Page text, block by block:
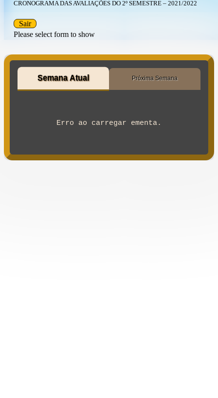
CRONOGRAMA DAS AVALIAÇÕES DO 2º SEMESTRE – 2021/2022
Please select form to show
Sair
Semana Atual Próxima Semana
Erro ao carregar ementa.